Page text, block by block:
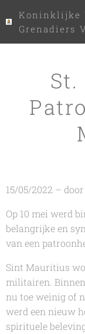
Koninklijke
Grenadiers
15/05/2022 –
Op 10 mei werd
belangrijke en
van een
Sint Mauritius
militairen.
nu toe weinig of
werd een nieuw
spirituele